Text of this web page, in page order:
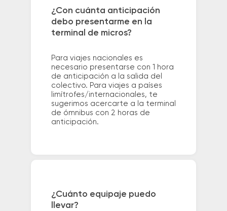
¿Con cuánta anticipación
debo presentarme en la
terminal de micros?
Para viajes nacionales es
necesario presentarse con 1 hora
de anticipación a la salida del
colectivo. Para viajes a países
limítrofes/internacionales, te
sugerimos acercarte a la terminal
de ómnibus con 2 horas de
anticipación.
¿Cuánto equipaje puedo
llevar?